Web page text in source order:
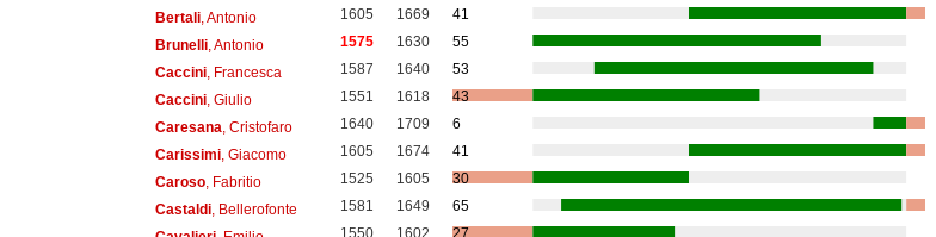
Bertali, Antonio 1605 1669
41
Brunelli, Antonio 1575 1630
55
Caccini, Francesca 1587 1640
53
Caccini, Giulio 1551 1618
43
Caresana , Cristofaro 1640 1709
6
Carissimi, Giacomo 1605 1674
41
Caroso, Fabritio 1525 1605
30
Castaldi, Bellerofonte 1581 1649
65
1550 1602
27